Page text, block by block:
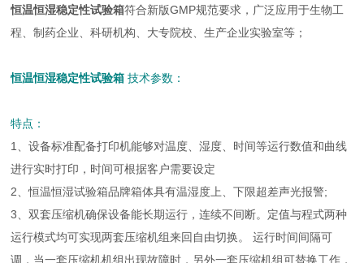
恒温恒湿稳定性试验箱符合新版GMP规范要求，广泛应用于生物工
程、制药企业、科研机构、大专院校、生产企业实验室等；
恒温恒湿稳定性试验箱技术参数：
特点：
1、设备标准配备打印机能够对温度、湿度、时间等运行数值和曲线
进行实时打印，时间可根据客户需要设定
2、恒温恒湿试验箱品牌箱体具有温湿度上、下限超差声光报警;
3、双套压缩机确保设备能长期运行，连续不间断。定值与程式两种
运行模式均可实现两套压缩机组来回自由切换。 运行时间间隔可
调，当一套压缩机机组出现故障时，另外一套压缩机组可替换工作，